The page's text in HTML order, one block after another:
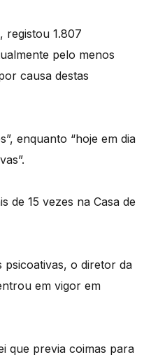
registou 1.807
pelo menos
causa destas
enquanto “hoje em dia
de 15 vezes na Casa de
o diretor da
em vigor em
que previa coimas para